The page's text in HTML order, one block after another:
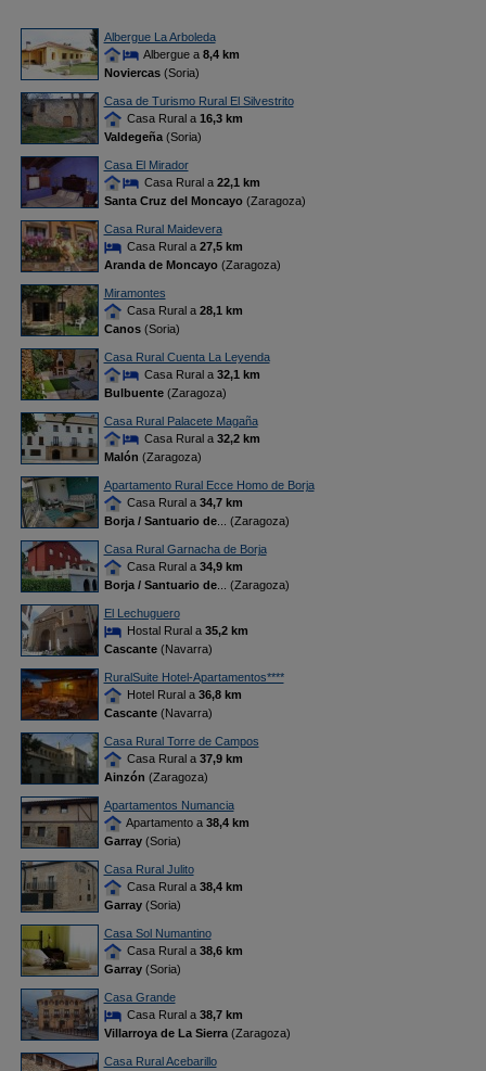
Albergue La Arboleda
Albergue a 8,4 km
Noviercas(Soria)
Casa de Turismo Rural El Silvestrito
Casa Rural a 16,3 km
Valdegeña(Soria)
Casa El Mirador
Casa Rural a 22,1 km
Santa Cruz del Moncayo(Zaragoza)
Casa Rural Maidevera
Casa Rural a 27,5 km
Aranda de Moncayo(Zaragoza)
Miramontes
Casa Rural a 28,1 km
Canos(Soria)
Casa Rural Cuenta La Leyenda
Casa Rural a 32,1 km
Bulbuente(Zaragoza)
Casa Rural Palacete Magaña
Casa Rural a 32,2 km
Malón (Zaragoza)
Apartamento Rural Ecce Homo de Borja
Casa Rural a 34,7 km
Borja / Santuario de... (Zaragoza)
Casa Rural Garnacha de Borja
Casa Rural a 34,9 km
Borja / Santuario de... (Zaragoza)
El Lechuguero
Hostal Rural a 35,2 km
Cascante(Navarra)
RuralSuite Hotel-Apartamentos****
Hotel Rural a 36,8 km
Cascante(Navarra)
Casa Rural Torre de Campos
Casa Rural a 37,9 km
Ainzón (Zaragoza)
Apartamentos Numancia
Apartamento a 38,4 km
Garray(Soria)
Casa Rural Julito
Casa Rural a 38,4 km
Garray(Soria)
Casa Sol Numantino
Casa Rural a 38,6 km
Garray(Soria)
Casa Grande
Casa Rural a 38,7 km
Villarroya de La Sierra(Zaragoza)
Casa Rural Acebarillo